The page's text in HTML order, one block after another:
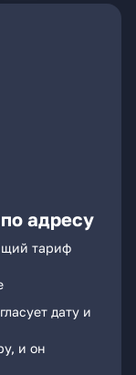
адресу
тариф
дату и
и он